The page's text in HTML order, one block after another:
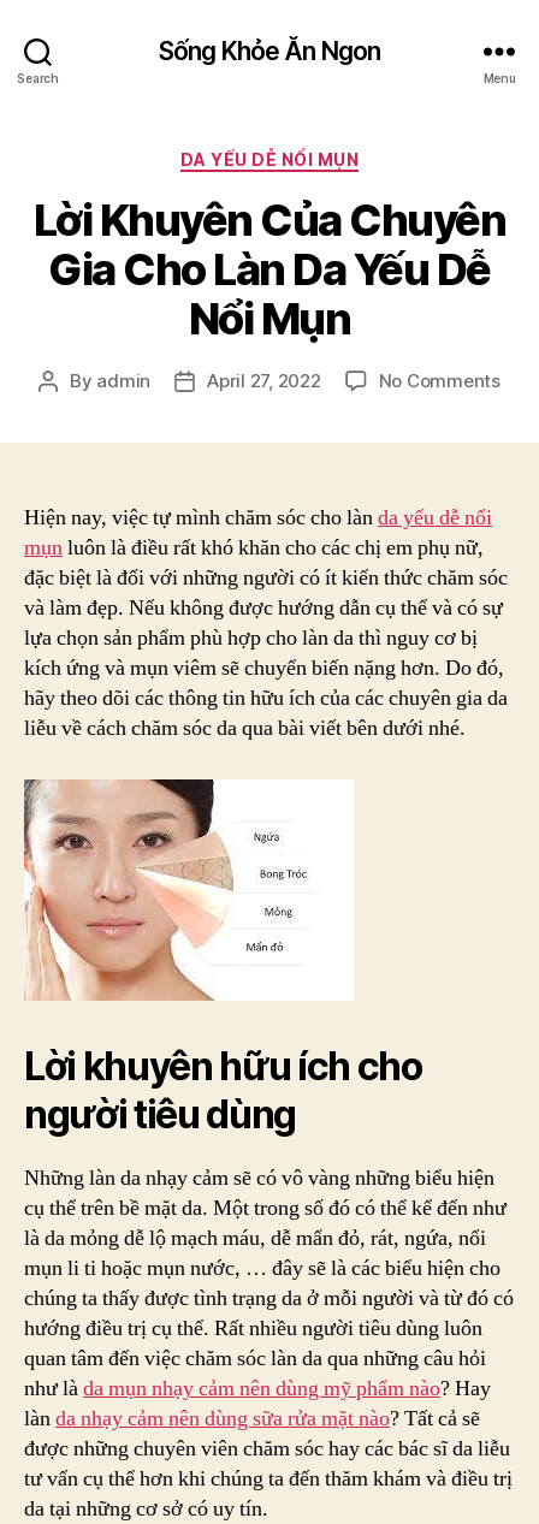
Search
Sống Khỏe Ăn Ngon
Menu
Categories
DA YẾU DỄ NỔI MỤN
Lời Khuyên Của Chuyên
Gia Cho Làn Da Yếu Dễ
Nổi Mụn
Post
By admin
PostApril 27, 2022 No Commentson
Da
Yếu
Nổi
Mụn
Hiện nay, việc tự mình chăm sóc cho lànda yếu dễ nổi
mụnluôn là điều rất khó khăn cho các chị em phụ nữ,
đặc biệt là đối với những người có ít kiến thức chăm sóc
và làm đẹp. Nếu không được hướng dẫn cụ thể và có sự
lựa chọn sản phẩm phù hợp cho làn da thì nguy cơ bị
kích ứng và mụn viêm sẽ chuyển biến nặng hơn. Do đó,
hãy theo dõi các thông tin hữu ích của các chuyên gia da
liễu về cách chăm sóc da qua bài viết bên dưới nhé.
Lời khuyên hữu ích cho
người tiêu dùng
Những làn da nhạy cảm sẽ có vô vàng những biểu hiện
cụ thể trên bề mặt da. Một trong số đó có thể kể đến như
là da mỏng dễ lộ mạch máu, dễ mẩn đỏ, rát, ngứa, nổi
mụn li ti hoặc mụn nước, … đây sẽ là các biểu hiện cho
chúng ta thấy được tình trạng da ở mỗi người và từ đó có
hướng điều trị cụ thể. Rất nhiều người tiêu dùng luôn
quan tâm đến việc chăm sóc làn da qua những câu hỏi
như làda mụn nhạy cảm nên dùng mỹ phẩm nào? Hay
lànda nhạy cảm nên dùng sữa rửa mặt nào? Tất cả sẽ
được những chuyên viên chăm sóc hay các bác sĩ da liễu
tư vấn cụ thể hơn khi chúng ta đến thăm khám và điều trị
da tại những cơ sở có uy tín.